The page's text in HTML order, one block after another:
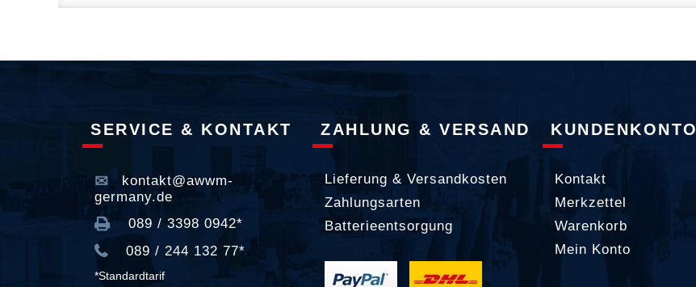
SERVICE & KONTAKT
kontakt@awwm-
germany.de
089 / 3398 0942*
089 / 244 132 77*
*Standardtarif
ZAHLUNG & VERSAND
Lieferung & Versandkosten
Zahlungsarten
Batterieentsorgung
KUNDENKONTO
Kontakt
Merkzettel
Warenkorb
Mein Konto